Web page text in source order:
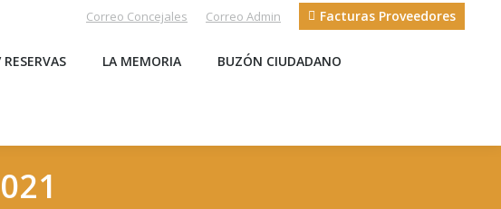
Correo Concejales Correo Admin Facturas Proveedores
LA MEMORIA BUZÓN CIUDADANO
/ RESERVAS LA MEMORIA BUZÓN CIUDADANO